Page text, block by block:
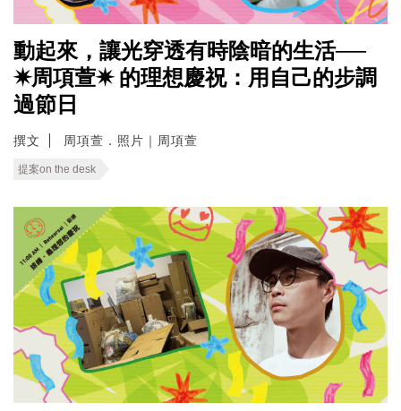
動起來，讓光穿透有時陰暗的生活──
✷周項萱✷ 的理想慶祝：用自己的步調
過節日
撰文 周項萱．照片｜周項萱
提案on the desk